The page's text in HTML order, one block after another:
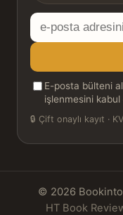
E-
posta
adresiniz
E-posta bülteni
işlenmesini
🔒 Çift onaylı kayıt ·
© 2026
HT Book